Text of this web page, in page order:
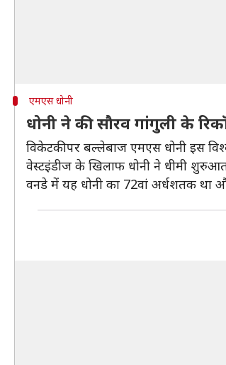
एमएस धोनी
धोनी ने की सौरव गांगुली के
विकेटकीपर बल्लेबाज एमएस धोनी इस
वेस्टइंडीज के खिलाफ धोनी ने धीमी
वनडे में यह धोनी का 72वां अर्धशतक था